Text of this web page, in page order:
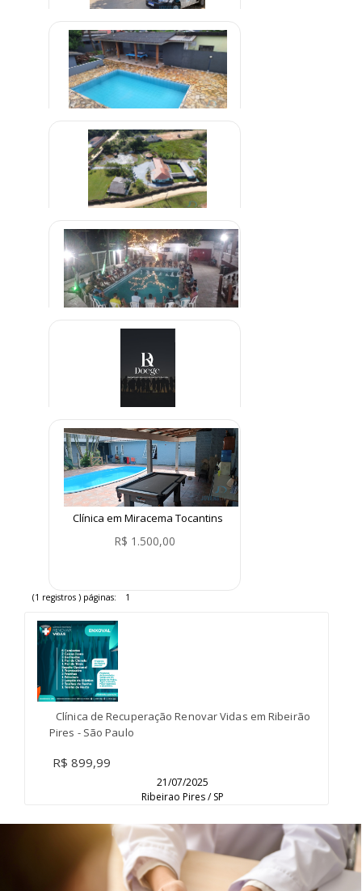
Clínica de Recuperação em
Parelheiros São Paulo
R$ 1.000,00
Clinica de Reabilitação de Drogas
em Brazlândia - DF
R$ 1.600,00
Clínica em Abadia de Goiás
R$ 1.500,00
R$ 1.300,00
Internações voluntária e
involuntária
R$ 1.000,00
Clínica em Miracema Tocantins
R$ 1.500,00
(1 registros ) páginas: 1
Clínica de Recuperação Renovar Vidas em Ribeirão
Pires - São Paulo
R$ 899,99
21/07/2025
Ribeirao Pires / SP